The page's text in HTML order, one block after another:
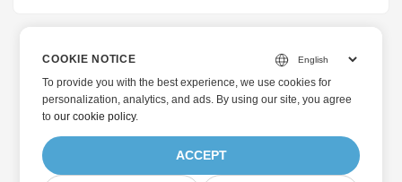
COOKIE NOTICE
To provide you with the best experience, we use cookies for
personalization, analytics, and ads. By using our site, you agree
toour cookie policy.
ACCEPT